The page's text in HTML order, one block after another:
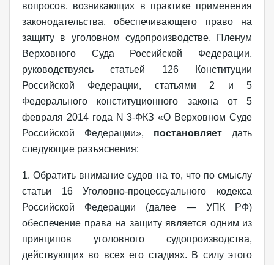
вопросов, возникающих в практике применения
законодательства, обеспечивающего право на
защиту в уголовном судопроизводстве, Пленум
Верховного Суда Российской Федерации,
руководствуясь статьей 126 Конституции
Российской Федерации, статьями 2 и 5
Федерального конституционного закона от 5
февраля 2014 года N 3-ФКЗ «О Верховном Суде
Российской Федерации», постановляет дать
следующие разъяснения:
1. Обратить внимание судов на то, что по смыслу
статьи 16 Уголовно-процессуального кодекса
Российской Федерации (далее — УПК РФ)
обеспечение права на защиту является одним из
принципов уголовного судопроизводства,
действующих во всех его стадиях. В силу этого